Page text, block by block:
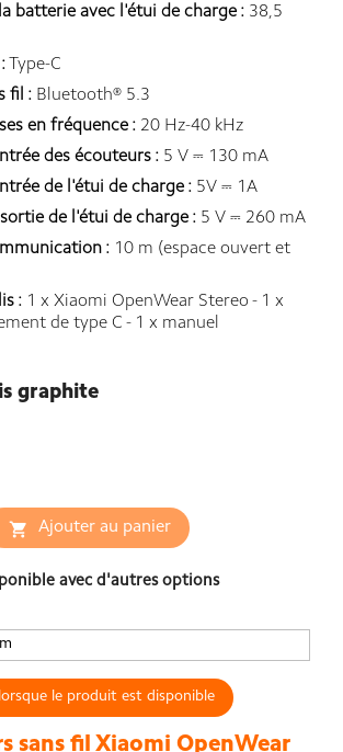
batterie avec l'étui de charge : 38,5
Type-C
fil : Bluetooth® 5.3
en fréquence : 20 Hz-40 kHz
des écouteurs : 5 V ⎓ 130 mA
de l'étui de charge : 5V ⎓ 1A
de l'étui de charge : 5 V ⎓ 260 mA
: 10 m (espace ouvert et
: 1 x Xiaomi OpenWear Stereo - 1 x
de type C - 1 x manuel
graphite
 Ajouter au panier
avec d'autres options
le produit est disponible
sans fil Xiaomi OpenWear